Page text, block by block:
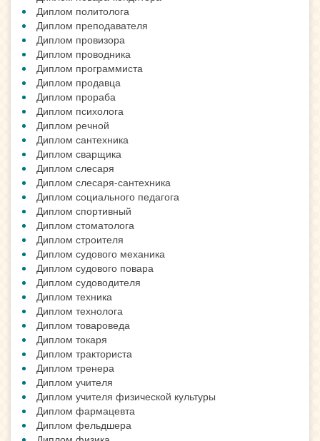
Диплом политолога
Диплом преподавателя
Диплом провизора
Диплом проводника
Диплом программиста
Диплом продавца
Диплом прораба
Диплом психолога
Диплом речной
Диплом сантехника
Диплом сварщика
Диплом слесаря
Диплом слесаря-сантехника
Диплом социального педагога
Диплом спортивный
Диплом стоматолога
Диплом строителя
Диплом судового механика
Диплом судового повара
Диплом судоводителя
Диплом техника
Диплом технолога
Диплом товароведа
Диплом токаря
Диплом тракториста
Диплом тренера
Диплом учителя
Диплом учителя физической культуры
Диплом фармацевта
Диплом фельдшера